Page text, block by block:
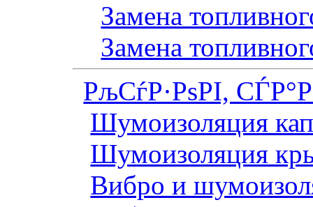
Замена
Замена
РљСѓР·РѕРІ,
Шумоизоляция
Шумоизоляция
Вибро и